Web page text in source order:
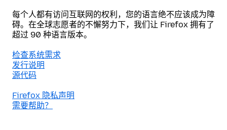
每个人都有访问互联网的权利，您的语言绝不应该成为障
碍。在全球志愿者的不懈努力下，我们让 Firefox 拥有了
超过 90 种语言版本。
检查系统需求
发行说明
源代码
Firefox 隐私声明
需要帮助？